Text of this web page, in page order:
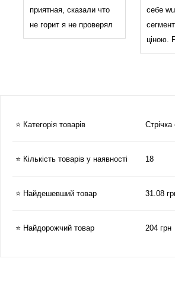
приятная, сказали что
не горит я не проверял
себе
ціною.
⭐ Категорія товарів Стрічка
⭐ Кількість товарів у наявності 18
⭐ Найдешевший товар 31.08
⭐ Найдорожчий товар 204 грн